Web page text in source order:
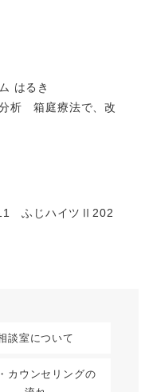
はるき
析 箱庭療法で、改
11 ふじハイツⅡ202
談室について
カウンセリングの